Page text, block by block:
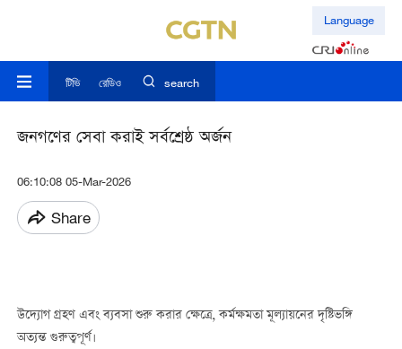
Language
টিভি রেডিও search
জনগণের সেবা করাই সর্বশ্রেষ্ঠ অর্জন
06:10:08 05-Mar-2026
Share
উদ্যোগ গ্রহণ এবং ব্যবসা শুরু করার ক্ষেত্রে, কর্মক্ষমতা মূল্যায়নের দৃষ্টিভঙ্গি
অত্যন্ত গুরুত্বপূর্ণ।